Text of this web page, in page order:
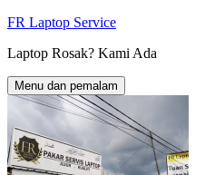
Langkau
kandungan
FR Laptop Service
Laptop Rosak? Kami Ada
Menu dan pemalam